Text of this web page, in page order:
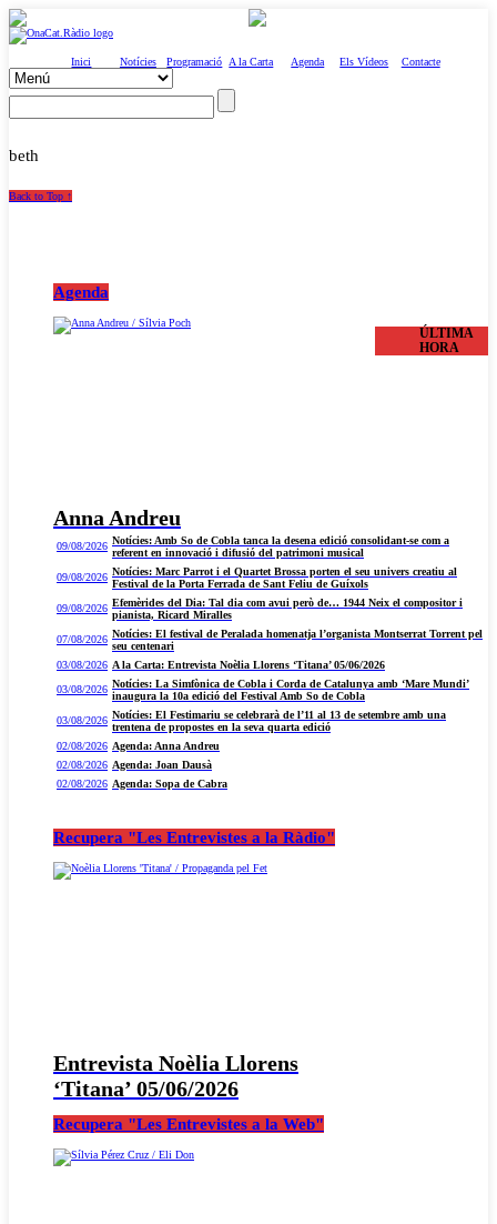
Inici Notícies Programació A la Carta Agenda Els Vídeos Contacte
beth
Back to Top ↑
Agenda
Anna Andreu
ÚLTIMA
HORA
09/08/2026 Notícies: Amb So de Cobla tanca la desena edició consolidant-se com a
referent en innovació i difusió del patrimoni musical
09/08/2026 Notícies: Marc Parrot i el Quartet Brossa porten el seu univers creatiu al
Festival de la Porta Ferrada de Sant Feliu de Guíxols
09/08/2026 Efemèrides del Dia: Tal dia com avui però de… 1944 Neix el compositor i
pianista, Ricard Miralles
07/08/2026 Notícies: El festival de Peralada homenatja l’organista Montserrat Torrent pel
seu centenari
03/08/2026 A la Carta: Entrevista Noèlia Llorens ‘Titana’ 05/06/2026
03/08/2026 Notícies: La Simfònica de Cobla i Corda de Catalunya amb ‘Mare Mundi’
inaugura la 10a edició del Festival Amb So de Cobla
03/08/2026 Notícies: El Festimariu se celebrarà de l’11 al 13 de setembre amb una
trentena de propostes en la seva quarta edició
02/08/2026 Agenda: Anna Andreu
02/08/2026 Agenda: Joan Dausà
02/08/2026 Agenda: Sopa de Cabra
Recupera "Les Entrevistes a la Ràdio"
Entrevista Noèlia Llorens
‘Titana’ 05/06/2026
Recupera "Les Entrevistes a la Web"